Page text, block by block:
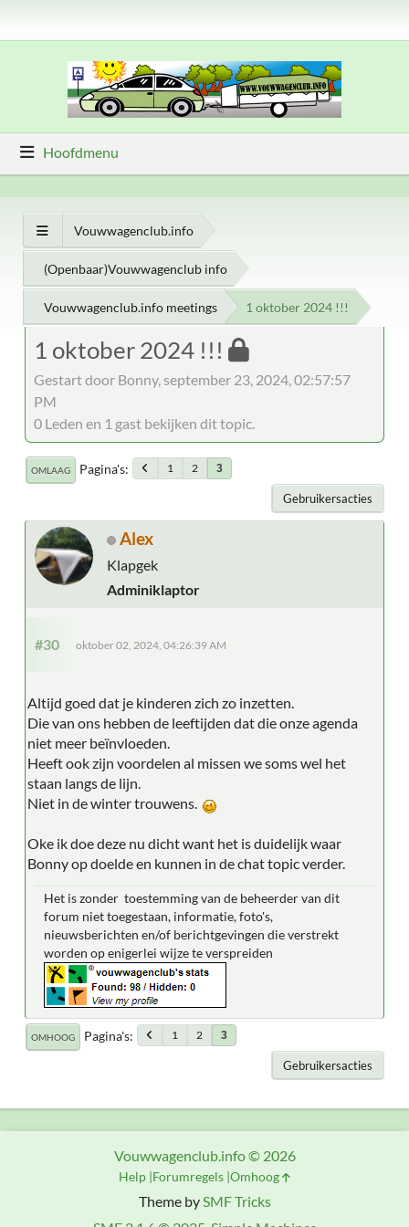
Hoofdmenu
Vouwwagenclub.info
(Openbaar)Vouwwagenclub info
Vouwwagenclub.info meetings 1 oktober 2024 !!!
1 oktober 2024 !!!
Gestart door Bonny, september 23, 2024, 02:57:57
PM
0 Leden en 1 gast bekijken dit topic.
OMLAAG Pagina's 1 2 3
Gebruikersacties
Alex
Klapgek
Adminiklaptor
#30 oktober 02, 2024, 04:26:39 AM
Altijd goed dat je kinderen zich zo inzetten.
Die van ons hebben de leeftijden dat die onze agenda
niet meer beïnvloeden.
Heeft ook zijn voordelen al missen we soms wel het
staan langs de lijn.
Niet in de winter trouwens.
Oke ik doe deze nu dicht want het is duidelijk waar
Bonny op doelde en kunnen in de chat topic verder.
Het is zonder toestemming van de beheerder van dit
forum niet toegestaan, informatie, foto's,
nieuwsberichten en/of berichtgevingen die verstrekt
worden op enigerlei wijze te verspreiden
OMHOOG Pagina's 1 2 3
Gebruikersacties
Theme bySMF Tricks
Vouwwagenclub.info © 2026
Help Forumregels Omhoog